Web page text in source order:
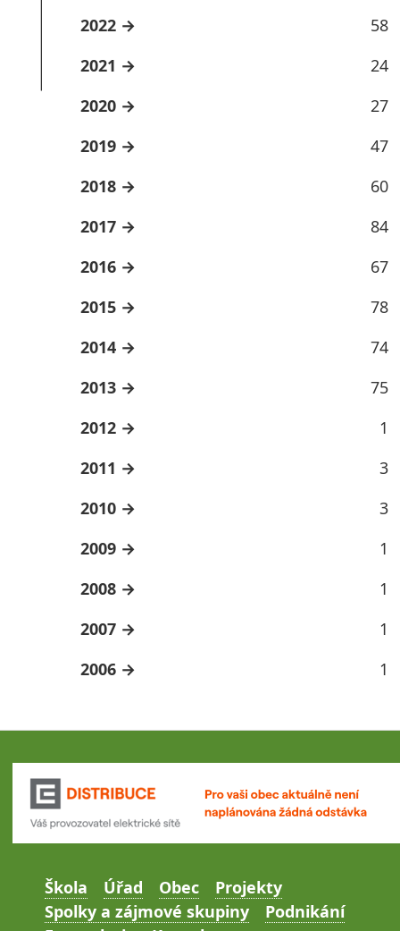
2022
58
2021
24
2020
27
2019
47
2018
60
2017
84
2016
67
2015
78
2014
74
2013
75
2012
1
2011
3
2010
3
2009
1
2008
1
2007
1
2006
1
Škola Úřad Obec
Projekty
Spolky a zájmové skupiny
Podnikání